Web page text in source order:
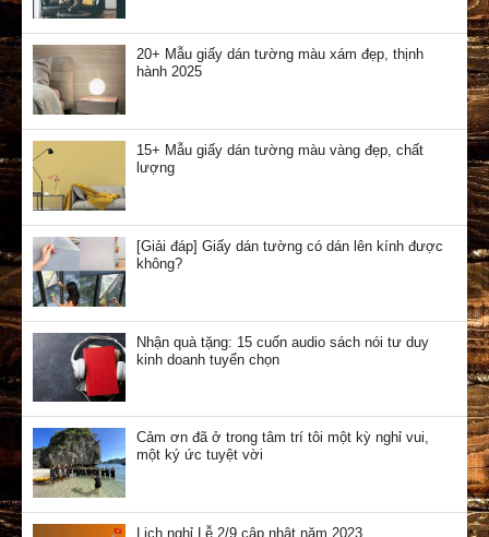
20+ Mẫu giấy dán tường màu xám đẹp, thịnh
hành 2025
15+ Mẫu giấy dán tường màu vàng đẹp, chất
lượng
[Giải đáp] Giấy dán tường có dán lên kính được
không?
Nhận quà tặng: 15 cuốn audio sách nói tư duy
kinh doanh tuyển chọn
Cảm ơn đã ở trong tâm trí tôi một kỳ nghỉ vui,
một ký ức tuyệt vời
Lịch nghỉ Lễ 2/9 cập nhật năm 2023